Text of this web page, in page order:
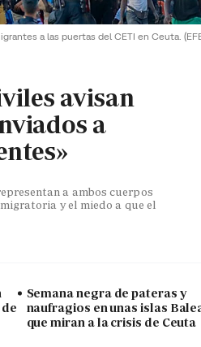
a las puertas del CETI en Ceuta.
avisan
a
a ambos cuerpos
y el miedo a que el
Semana negra de pateras y
naufragios en unas islas
que miran a la crisis de Ceuta